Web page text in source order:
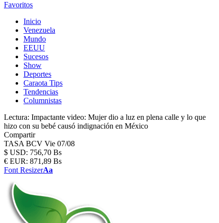
Favoritos
Inicio
Venezuela
Mundo
EEUU
Sucesos
Show
Deportes
Caraota Tips
Tendencias
Columnistas
Lectura: Impactante video: Mujer dio a luz en plena calle y lo que
hizo con su bebé causó indignación en México
Compartir
TASA BCV Vie 07/08
$ USD: 756,70 Bs
€ EUR: 871,89 Bs
Font ResizerAa